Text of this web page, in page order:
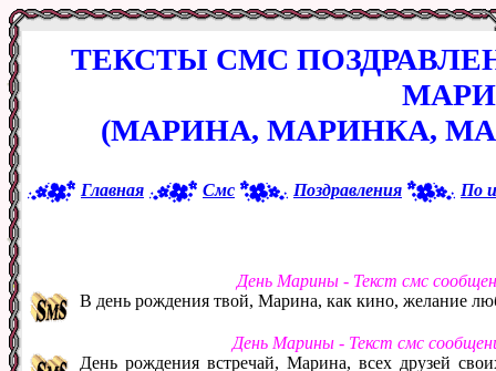
ТЕКСТЫ СМС
(МАРИНА, МАРИНКА,
Главная Смс Поздравления По
День Марины - Текст смс
В день рождения твой, Марина, как кино, желание
День Марины - Текст смс
День рождения встречай, Марина, всех друзей